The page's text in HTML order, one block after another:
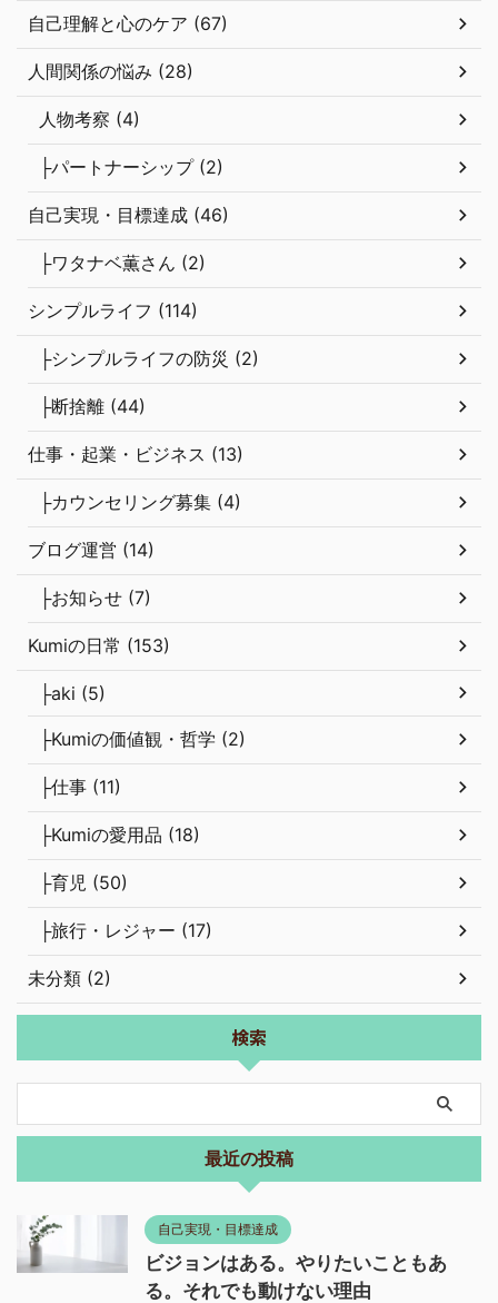
自己理解と心のケア (67)
人間関係の悩み (28)
人物考察 (4)
├パートナーシップ (2)
自己実現・目標達成 (46)
├ワタナベ薫さん (2)
シンプルライフ (114)
├シンプルライフの防災 (2)
├断捨離 (44)
仕事・起業・ビジネス (13)
├カウンセリング募集 (4)
ブログ運営 (14)
├お知らせ (7)
Kumiの日常 (153)
├aki (5)
├Kumiの価値観・哲学 (2)
├仕事 (11)
├Kumiの愛用品 (18)
├育児 (50)
├旅行・レジャー (17)
未分類 (2)
検索
最近の投稿
自己実現・目標達成
ビジョンはある。やりたいこともあ
る。それでも動けない理由